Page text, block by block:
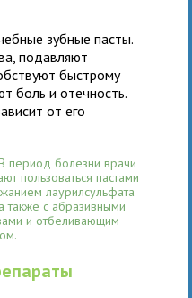
зубные пасты.
подавляют
быстрому
боль и отечность.
от его
период болезни врачи
пользоваться пастами
лаурилсульфата
также с абразивными
и отбеливающим